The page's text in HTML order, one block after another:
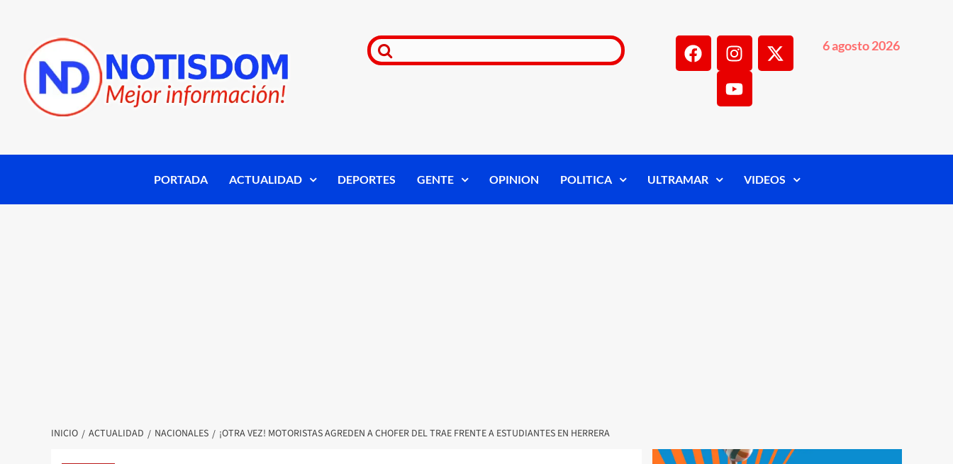
6 agosto 2026
PORTADA ACTUALIDAD DEPORTES GENTE OPINION POLITICA ULTRAMAR VIDEOS
INICIO ACTUALIDAD NACIONALES ¡OTRA VEZ! MOTORISTAS AGREDEN A CHOFER DEL TRAE FRENTE A ESTUDIANTES EN HERRERA